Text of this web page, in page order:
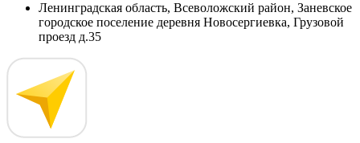
Ленинградская область, Всеволожский район, Заневское
городское поселение деревня Новосергиевка, Грузовой
проезд д.35